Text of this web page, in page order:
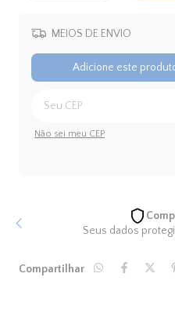
MEIOS DE ENVIO
Adicione este
Não sei meu CEP
Seus dados
Compartilhar